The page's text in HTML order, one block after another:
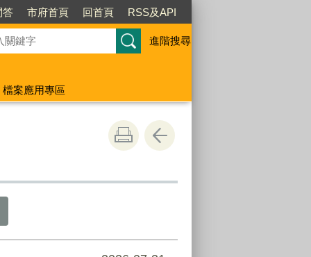
答 市府首頁 回首頁 RSS及API
進階搜尋
檔案應用專區